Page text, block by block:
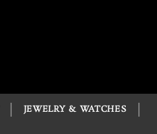
JEWELRY & WATCHES